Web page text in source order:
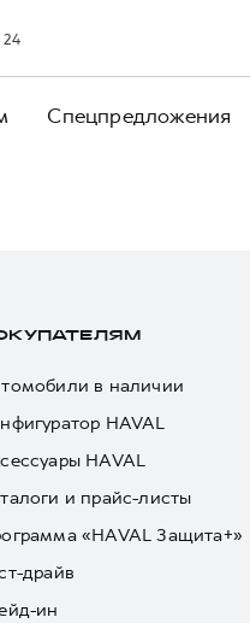
Спецпредложения
в наличии
HAVAL
HAVAL
и прайс-листы
«HAVAL Защита+»
драйв
ин